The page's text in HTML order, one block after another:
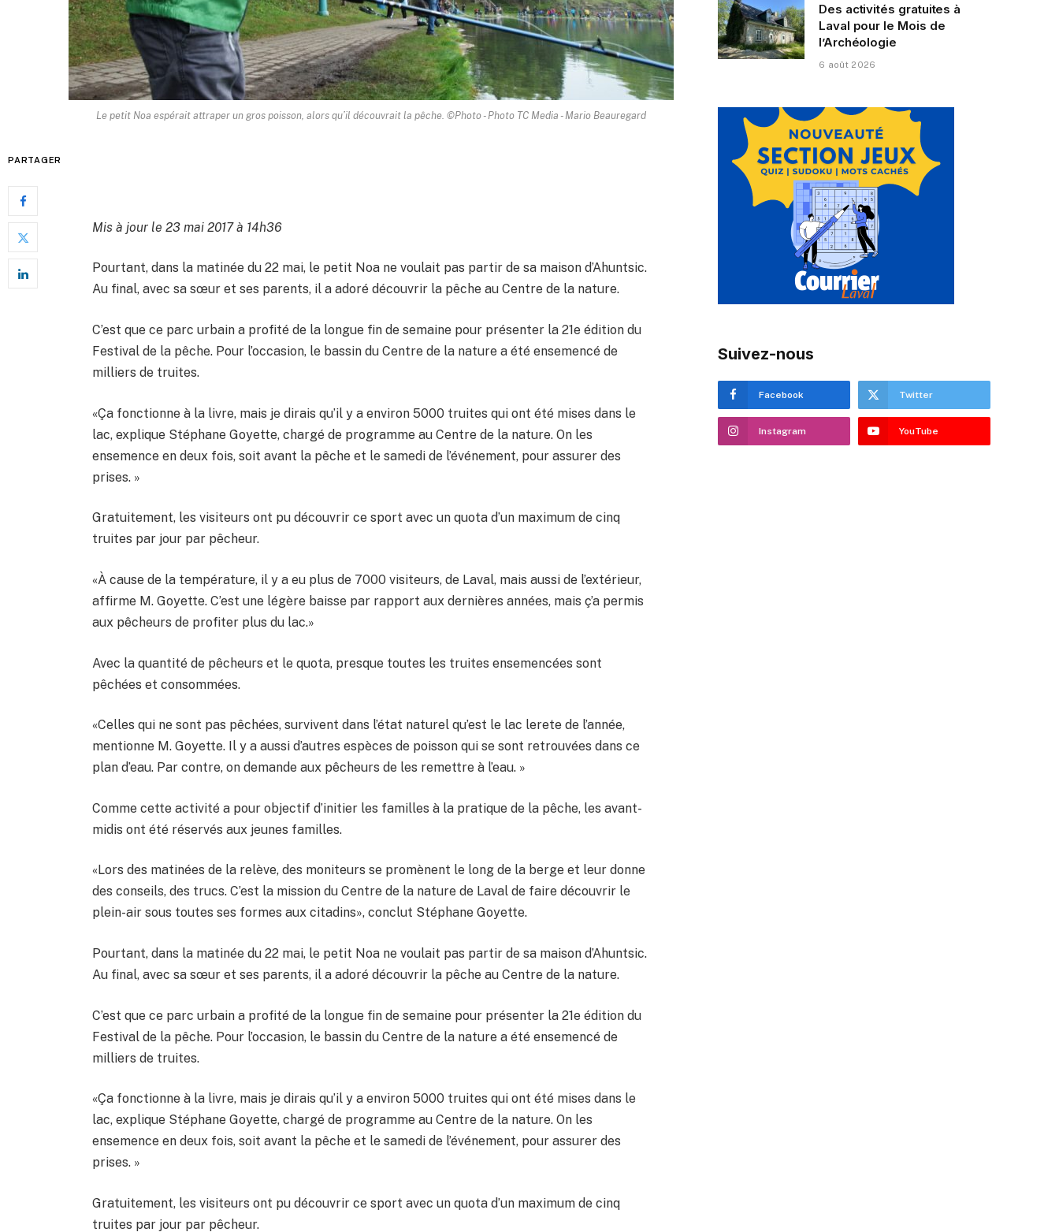
Le petit Noa espérait attraper un gros poisson, alors qu’il découvrait la pêche. ©Photo - Photo TC Media - Mario Beauregard
PARTAGER
Mis à jour le 23 mai 2017 à 14h36
Pourtant, dans la matinée du 22 mai, le petit Noa ne voulait pas partir de sa maison d’Ahuntsic.
Au final, avec sa sœur et ses parents, il a adoré découvrir la pêche au Centre de la nature.
C’est que ce parc urbain a profité de la longue fin de semaine pour présenter la 21e édition du
Festival de la pêche. Pour l’occasion, le bassin du Centre de la nature a été ensemencé de
milliers de truites.
«Ça fonctionne à la livre, mais je dirais qu’il y a environ 5000 truites qui ont été mises dans le
lac, explique Stéphane Goyette, chargé de programme au Centre de la nature. On les
ensemence en deux fois, soit avant la pêche et le samedi de l’événement, pour assurer des
prises. »
Gratuitement, les visiteurs ont pu découvrir ce sport avec un quota d’un maximum de cinq
truites par jour par pêcheur.
«À cause de la température, il y a eu plus de 7000 visiteurs, de Laval, mais aussi de l’extérieur,
affirme M. Goyette. C’est une légère baisse par rapport aux dernières années, mais ç’a permis
aux pêcheurs de profiter plus du lac.»
Avec la quantité de pêcheurs et le quota, presque toutes les truites ensemencées sont
pêchées et consommées.
«Celles qui ne sont pas pêchées, survivent dans l’état naturel qu’est le lac lerete de l’année,
mentionne M. Goyette. Il y a aussi d’autres espèces de poisson qui se sont retrouvées dans ce
plan d’eau. Par contre, on demande aux pêcheurs de les remettre à l’eau. »
Comme cette activité a pour objectif d’initier les familles à la pratique de la pêche, les avant-
midis ont été réservés aux jeunes familles.
«Lors des matinées de la relève, des moniteurs se promènent le long de la berge et leur donne
des conseils, des trucs. C’est la mission du Centre de la nature de Laval de faire découvrir le
plein-air sous toutes ses formes aux citadins», conclut Stéphane Goyette.
Pourtant, dans la matinée du 22 mai, le petit Noa ne voulait pas partir de sa maison d’Ahuntsic.
Au final, avec sa sœur et ses parents, il a adoré découvrir la pêche au Centre de la nature.
C’est que ce parc urbain a profité de la longue fin de semaine pour présenter la 21e édition du
Festival de la pêche. Pour l’occasion, le bassin du Centre de la nature a été ensemencé de
milliers de truites.
«Ça fonctionne à la livre, mais je dirais qu’il y a environ 5000 truites qui ont été mises dans le
lac, explique Stéphane Goyette, chargé de programme au Centre de la nature. On les
ensemence en deux fois, soit avant la pêche et le samedi de l’événement, pour assurer des
prises. »
Gratuitement, les visiteurs ont pu découvrir ce sport avec un quota d’un maximum de cinq
truites par jour par pêcheur.
Des activités gratuites à
Laval pour le Mois de
l’Archéologie
6 août 2026
Suivez-nous
Facebook Twitter
Instagram YouTube